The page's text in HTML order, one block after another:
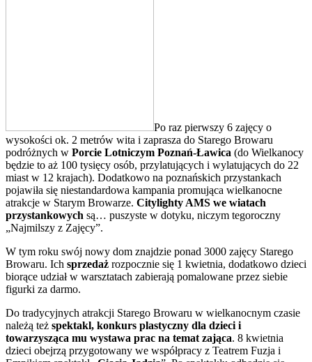
Po raz pierwszy 6 zajęcy o
wysokości ok. 2 metrów wita i zaprasza do Starego Browaru
podróżnych w Porcie Lotniczym Poznań-Ławica (do Wielkanocy
będzie to aż 100 tysięcy osób, przylatujących i wylatujących do 22
miast w 12 krajach). Dodatkowo na poznańskich przystankach
pojawiła się niestandardowa kampania promująca wielkanocne
atrakcje w Starym Browarze. Citylighty AMS we wiatach
przystankowych są… puszyste w dotyku, niczym tegoroczny
„Najmilszy z Zajęcy”.
W tym roku swój nowy dom znajdzie ponad 3000 zajęcy Starego
Browaru. Ich sprzedaż rozpocznie się 1 kwietnia, dodatkowo dzieci
biorące udział w warsztatach zabierają pomalowane przez siebie
figurki za darmo.
Do tradycyjnych atrakcji Starego Browaru w wielkanocnym czasie
należą też spektakl, konkurs plastyczny dla dzieci i
towarzysząca mu wystawa prac na temat zająca. 8 kwietnia
dzieci obejrzą przygotowany we współpracy z Teatrem Fuzja i